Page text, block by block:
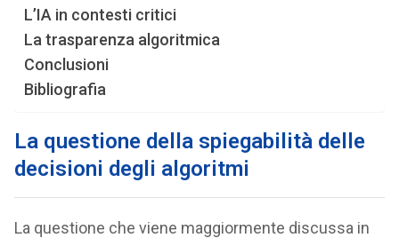
L’IA in contesti critici
La trasparenza algoritmica
Conclusioni
Bibliografia
La questione della spiegabilità delle
decisioni degli algoritmi
La questione che viene maggiormente discussa in